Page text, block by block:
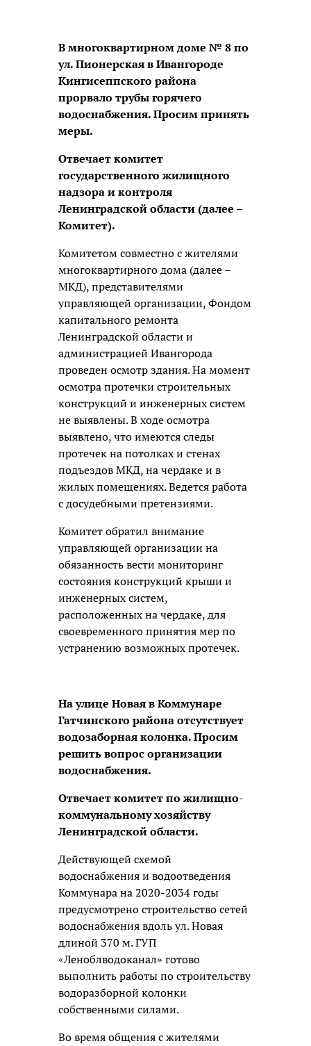
В многоквартирном доме № 8 по
ул. Пионерская в Ивангороде
Кингисеппского района
прорвало трубы горячего
водоснабжения. Просим принять
меры.
Отвечает комитет
государственного жилищного
надзора и контроля
Ленинградской области (далее –
Комитет).
Комитетом совместно с жителями
многоквартирного дома (далее –
МКД), представителями
управляющей организации, Фондом
капитального ремонта
Ленинградской области и
администрацией Ивангорода
проведен осмотр здания. На момент
осмотра протечки строительных
конструкций и инженерных систем
не выявлены. В ходе осмотра
выявлено, что имеются следы
протечек на потолках и стенах
подъездов МКД, на чердаке и в
жилых помещениях. Ведется работа
с досудебными претензиями.
Комитет обратил внимание
управляющей организации на
обязанность вести мониторинг
состояния конструкций крыши и
инженерных систем,
расположенных на чердаке, для
своевременного принятия мер по
устранению возможных протечек.
На улице Новая в Коммунаре
Гатчинского района отсутствует
водозаборная колонка. Просим
решить вопрос организации
водоснабжения.
Отвечает комитет по жилищно-
коммунальному хозяйству
Ленинградской области.
Действующей схемой
водоснабжения и водоотведения
Коммунара на 2020-2034 годы
предусмотрено строительство сетей
водоснабжения вдоль ул. Новая
длиной 370 м. ГУП
«Леноблводоканал» готово
выполнить работы по строительству
водоразборной колонки
собственными силами.
Во время общения с жителями